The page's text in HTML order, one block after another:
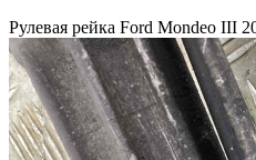
Рулевая рейка Ford Mondeo III